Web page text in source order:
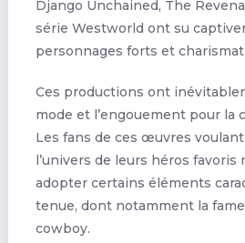
Django Unchained, The
série Westworld ont su
personnages forts et
Ces productions ont
mode et l’engouement pour la
Les fans de ces œuvres
l’univers de leurs héros favoris
adopter certains éléments
tenue, dont notamment la
cowboy.